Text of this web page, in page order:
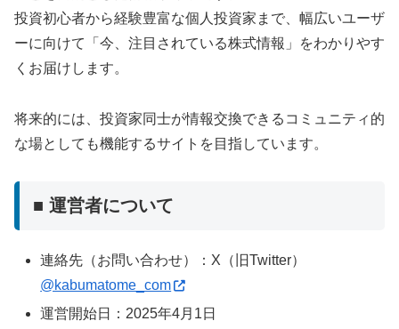
投資初心者から経験豊富な個人投資家まで、幅広いユーザ
ーに向けて「今、注目されている株式情報」をわかりやす
くお届けします。
将来的には、投資家同士が情報交換できるコミュニティ的
な場としても機能するサイトを目指しています。
■ 運営者について
連絡先（お問い合わせ）：X（旧Twitter）
@kabumatome_com
運営開始日：2025年4月1日